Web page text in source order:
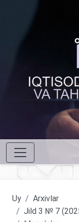
Uy
Arxivlar
Jild 3 № 7